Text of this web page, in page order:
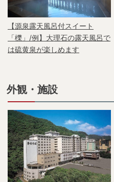
【源泉露天風呂付スイート
「櫟」/例】大理石の露天風呂で
は硫黄泉が楽しめます
外観・施設